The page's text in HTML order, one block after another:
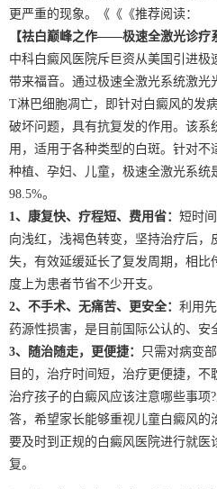
更严重的现象。《《《推荐阅读：
【祛白巅峰之作——极速全激光诊疗
中科白癜风医院斥巨资从美国引进
带来福音。通过极速全激光系统激光
T淋巴细胞凋亡，即针对白癜风的发
破坏问题，具有抗复发的作用。该系
用，适用于各种类型的白斑。针对
种植、孕妇、儿童，极速全激光系统
98.5%。
1、康复快、疗程短、费用省： 短时
向浅红，浅褐色转变，坚持治疗后
失，有效延缓延长了复发周期，相比
度上为患者节省不少开支。
2、不手术、无痛苦、更安全： 利用
药源性损害，是目前国际公认的、安
3、随治随走，更便捷：
只需对病变
目的，治疗时间短，治疗更便捷，
治疗孩子的白癜风应该注意哪些事项
答，希望家长能够重视儿童白癜风的
要及时到正规的白癜风医院进行就医
复。